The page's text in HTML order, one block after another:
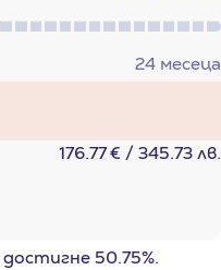
24 месеца
176.77€ 345.73лв.
50.75%.